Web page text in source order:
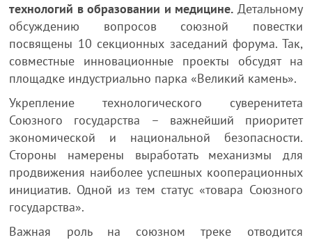
технологий в образовании и медицине. Детальному
обсуждению вопросов союзной повестки
посвящены 10 секционных заседаний форума. Так,
совместные инновационные проекты обсудят на
площадке индустриально парка «Великий камень».
Укрепление технологического суверенитета
Союзного государства – важнейший приоритет
экономической и национальной безопасности.
Стороны намерены выработать механизмы для
продвижения наиболее успешных кооперационных
инициатив. Одной из тем статус «товара Союзного
государства».
Важная роль на союзном треке отводится